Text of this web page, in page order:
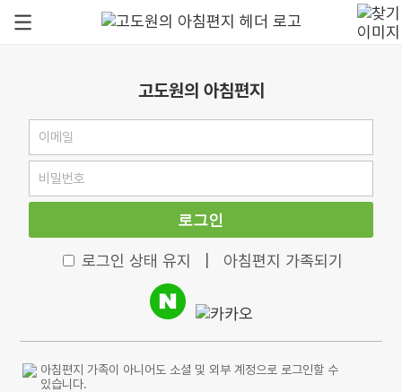
고도원의 아침편지
로그인
로그인 상태 유지 아침편지 가족되기
아침편지 가족이 아니어도 소셜 및 외부 계정으로 로그인할 수
있습니다.